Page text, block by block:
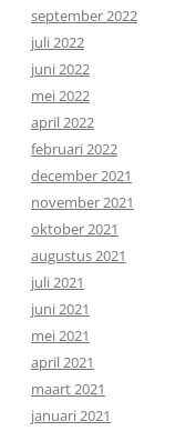
september 2022
juli 2022
juni 2022
mei 2022
april 2022
februari 2022
december 2021
november 2021
oktober 2021
augustus 2021
juli 2021
juni 2021
mei 2021
april 2021
maart 2021
januari 2021